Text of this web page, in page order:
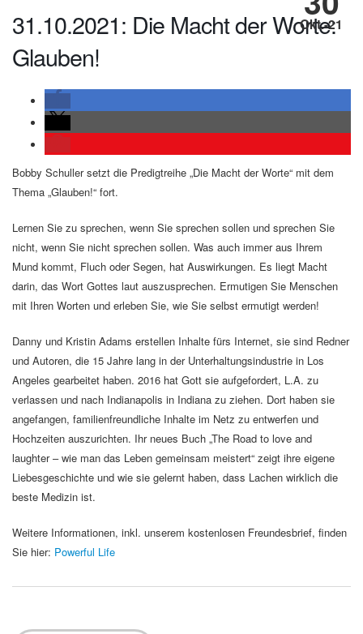
Okt.-21
31.10.2021: Die Macht der Worte:
Glauben!
Bobby Schuller setzt die Predigtreihe „Die Macht der Worte“ mit dem
Thema „Glauben!“ fort.
Lernen Sie zu sprechen, wenn Sie sprechen sollen und sprechen Sie
nicht, wenn Sie nicht sprechen sollen. Was auch immer aus Ihrem
Mund kommt, Fluch oder Segen, hat Auswirkungen. Es liegt Macht
darin, das Wort Gottes laut auszusprechen. Ermutigen Sie Menschen
mit Ihren Worten und erleben Sie, wie Sie selbst ermutigt werden!
Danny und Kristin Adams erstellen Inhalte fürs Internet, sie sind Redner
und Autoren, die 15 Jahre lang in der Unterhaltungsindustrie in Los
Angeles gearbeitet haben. 2016 hat Gott sie aufgefordert, L.A. zu
verlassen und nach Indianapolis in Indiana zu ziehen. Dort haben sie
angefangen, familienfreundliche Inhalte im Netz zu entwerfen und
Hochzeiten auszurichten. Ihr neues Buch „The Road to love and
laughter – wie man das Leben gemeinsam meistert“ zeigt ihre eigene
Liebesgeschichte und wie sie gelernt haben, dass Lachen wirklich die
beste Medizin ist.
Weitere Informationen, inkl. unserem kostenlosen Freundesbrief, finden
Sie hier: Powerful Life